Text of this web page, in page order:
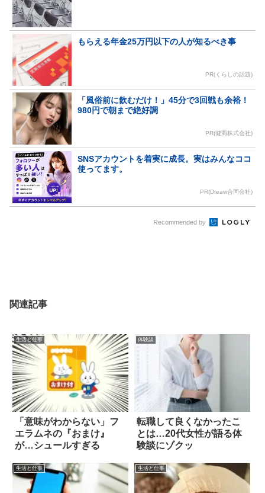
もらえる年金25万円以下の人が知るべき事
PR(くらしの話題)
「風俗前に飲むだけ！」45分で3回戦も余裕！
980円で朝まで絶好調
PR(健商株式会社)
SNSアカウントを着実に成長。実はみんなココ
使ってます。
PR(Dreaw合同会社)
Recommended by
関連記事
生活と仕事
「意味がわからない」フ
エラムネの『おまけ』
が…シュールすぎる
体験談
転職して良くなかったこ
とは…20代女性が語る体
験談にゾクッ
生活と仕事 生活と仕事